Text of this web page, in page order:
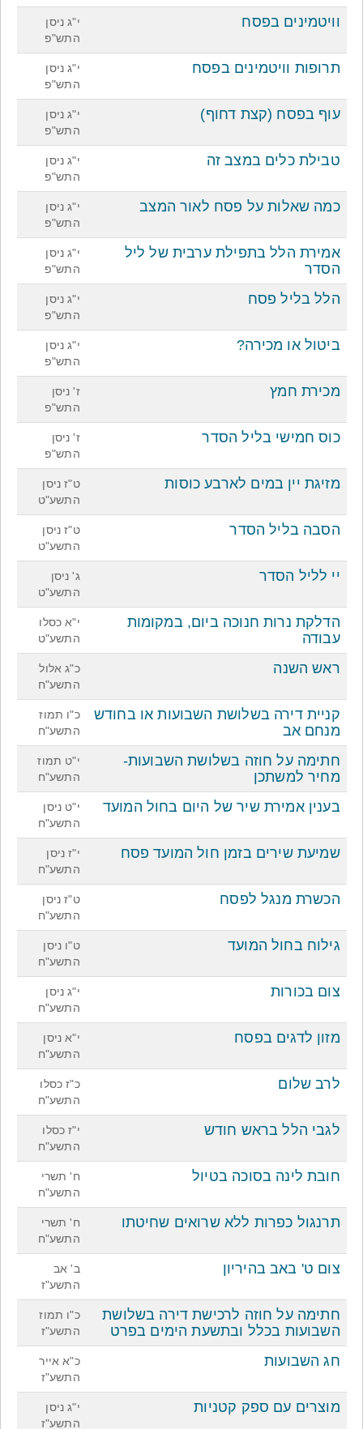
וויטמינים בפסח
י"ג ניסן
התש"פ
תרופות וויטמינים בפסח
י"ג ניסן
התש"פ
עוף בפסח (קצת דחוף)
י"ג ניסן
התש"פ
טבילת כלים במצב זה
י"ג ניסן
התש"פ
כמה שאלות על פסח לאור המצב
י"ג ניסן
התש"פ
אמירת הלל בתפילת ערבית של ליל
הסדר
י"ג ניסן
התש"פ
הלל בליל פסח
י"ג ניסן
התש"פ
ביטול או מכירה?
י"ג ניסן
התש"פ
מכירת חמץ
ז' ניסן
התש"פ
כוס חמישי בליל הסדר
ז' ניסן
התש"פ
מזיגת יין במים לארבע כוסות
ט"ז ניסן
התשע"ט
הסבה בליל הסדר
ט"ז ניסן
התשע"ט
יי לליל הסדר
ג' ניסן
התשע"ט
הדלקת נרות חנוכה ביום, במקומות
עבודה
י"א כסלו
התשע"ט
ראש השנה
כ"ג אלול
התשע"ח
קניית דירה בשלושת השבועות או בחודש
מנחם אב
כ"ו תמוז
התשע"ח
חתימה על חוזה בשלושת השבועות-
מחיר למשתכן
י"ט תמוז
התשע"ח
בענין אמירת שיר של היום בחול המועד
י"ט ניסן
התשע"ח
שמיעת שירים בזמן חול המועד פסח
י"ז ניסן
התשע"ח
הכשרת מנגל לפסח
ט"ז ניסן
התשע"ח
גילוח בחול המועד
ט"ו ניסן
התשע"ח
צום בכורות
י"ג ניסן
התשע"ח
מזון לדגים בפסח
י"א ניסן
התשע"ח
לרב שלום
כ"ז כסלו
התשע"ח
לגבי הלל בראש חודש
י"ז כסלו
התשע"ח
חובת לינה בסוכה בטיול
ח' תשרי
התשע"ח
תרנגול כפרות ללא שרואים שחיטתו
ח' תשרי
התשע"ח
צום ט' באב בהיריון
ב' אב
התשע"ז
חתימה על חוזה לרכישת דירה בשלושת
השבועות בכלל ובתשעת הימים בפרט
כ"ו תמוז
התשע"ז
חג השבועות
כ"א אייר
התשע"ז
מוצרים עם ספק קטניות
י"ג ניסן
התשע"ז